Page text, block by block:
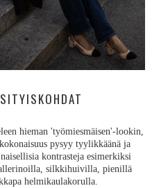
hieman 'työmiesmäisen'-lookin,
pysyy tyylikkäänä ja
kontrasteja esimerkiksi
silkkihuivilla, pienillä
helmikaulakorulla.